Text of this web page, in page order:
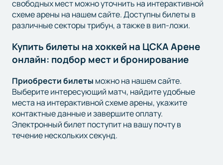
свободных мест можно уточнить на интерактивной
схеме арены на нашем сайте. Доступны билеты в
различные секторы трибун, а также в вип-ложи.
Купить билеты на хоккей на ЦСКА Арене
онлайн: подбор мест и бронирование
Приобрести билеты можно на нашем сайте.
Выберите интересующий матч, найдите удобные
места на интерактивной схеме арены, укажите
контактные данные и завершите оплату.
Электронный билет поступит на вашу почту в
течение нескольких секунд.